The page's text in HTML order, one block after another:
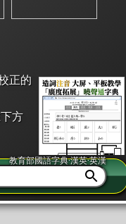
正的
方
注音」或「同筆畫」。
詢」此字詞的解釋，不
教育部國語字典·漢英·英漢